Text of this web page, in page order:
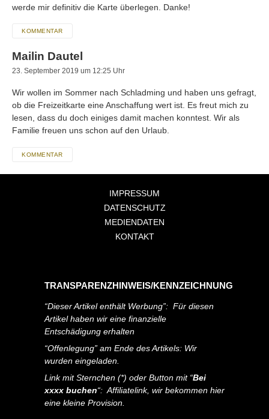
werde mir definitiv die Karte überlegen. Danke!
KOMMENTAR
Mailin Dautel
23. September 2019 um 12:25 Uhr
Wir wollen im Sommer nach Schladming und haben uns gefragt,
ob die Freizeitkarte eine Anschaffung wert ist. Es freut mich zu
lesen, dass du doch einiges damit machen konntest. Wir als
Familie freuen uns schon auf den Urlaub.
KOMMENTAR
IMPRESSUM
DATENSCHUTZ
MEDIENDATEN
KONTAKT
TRANSPARENZHINWEIS/KENNZEICHNUNG
“Dieser Artikel enthält Werbung”: Für diesen
Artikel haben wir eine finanzielle
Entschädigung erhalten
“Offenlegung” am Ende des Artikels: Wir
wurden eingeladen.
Link mit Sternchen (*) oder Button mit “Bei
xxxx buchen“: Affiliatelink, wir bekommen hier
eine kleine Provision.